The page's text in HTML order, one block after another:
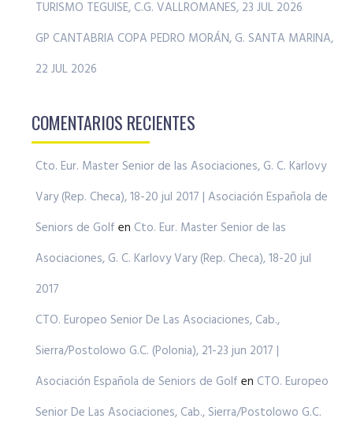
TURISMO TEGUISE, C.G. VALLROMANES, 23 JUL 2026
GP CANTABRIA COPA PEDRO MORÁN, G. SANTA MARINA,
22 JUL 2026
COMENTARIOS RECIENTES
Cto. Eur. Master Senior de las Asociaciones, G. C. Karlovy
Vary (Rep. Checa), 18-20 jul 2017 | Asociación Española de
Seniors de Golf en Cto. Eur. Master Senior de las
Asociaciones, G. C. Karlovy Vary (Rep. Checa), 18-20 jul
2017
CTO. Europeo Senior De Las Asociaciones, Cab.,
Sierra/Postolowo G.C. (Polonia), 21-23 jun 2017 |
Asociación Española de Seniors de Golf en CTO. Europeo
Senior De Las Asociaciones, Cab., Sierra/Postolowo G.C.